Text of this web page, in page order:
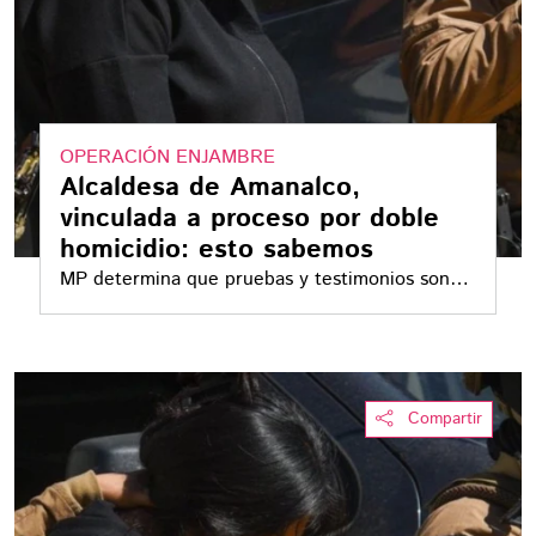
OPERACIÓN ENJAMBRE
Alcaldesa de Amanalco,
vinculada a proceso por doble
homicidio: esto sabemos
MP determina que pruebas y testimonios son
suficientes para mantenerla detenida
Compartir